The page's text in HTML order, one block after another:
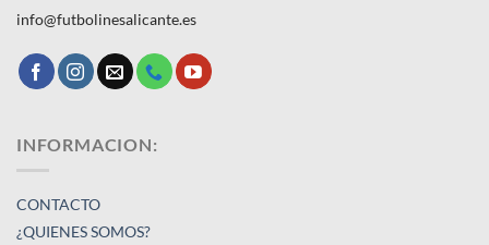
info@futbolinesalicante.es
INFORMACION:
CONTACTO
¿QUIENES SOMOS?